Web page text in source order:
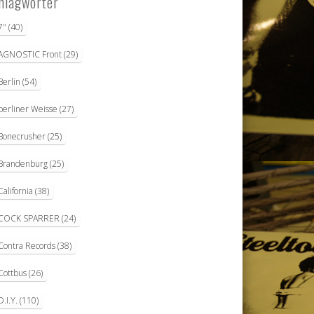
(40)
Front(29)
(54)
Weisse (27)
(25)
(25)
(38)
SPARRER (24)
Records(38)
(26)
(110)